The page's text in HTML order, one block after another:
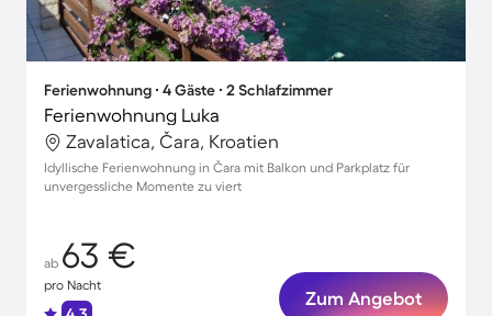
Ferienwohnung ∙ 4 Gäste ∙ 2 Schlafzimmer
Ferienwohnung Luka
Zavalatica, Čara, Kroatien
Idyllische Ferienwohnung in Čara mit Balkon und Parkplatz für
unvergessliche Momente zu viert
ab 63 €
pro Nacht
Zum Angebot